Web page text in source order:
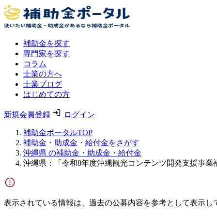
補助金を探す
専門家を探す
コラム
士業の方へ
士業ブログ
はじめての方
新規会員登録 ログイン
補助金ポータルTOP
補助金・助成金・給付金をさがす
沖縄県 の補助金・助成金・給付金
沖縄県：「令和8年度沖縄観光コンテンツ開発支援事業
表示されている情報は、過去の公募内容を参考として表示し